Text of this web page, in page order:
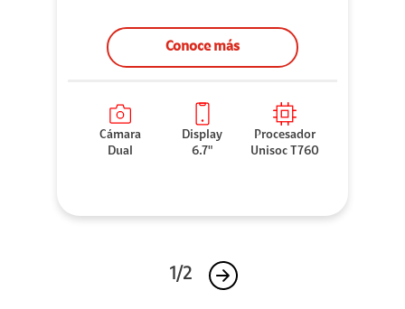
Conoce más
Cámara
Dual
Display
6.7"
Procesador
Unisoc T760
1/2